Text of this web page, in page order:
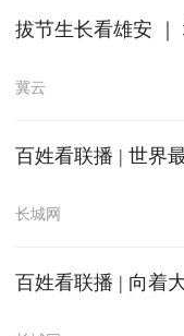
拔节生长看雄安
冀云
百姓看联播 | 世界
长城网
百姓看联播 | 向着